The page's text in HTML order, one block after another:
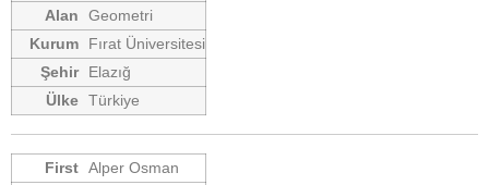
Geometri
Fırat Üniversitesi
Elazığ
Türkiye
Alper Osman